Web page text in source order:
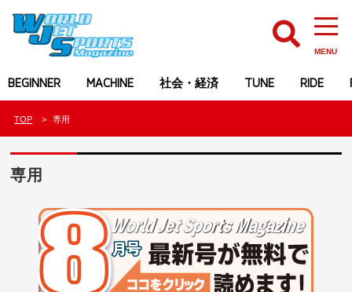
MENU
BEGINNER MACHINE 社会・経済 TUNE RIDE
TOP 専用
専用